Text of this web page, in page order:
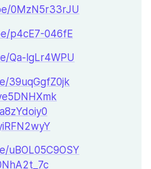
0MzN5r33rJU
p4cE7-046fE
Qa-lgLr4WPU
39uqGgfZ0jk
uBOL05C9OSY